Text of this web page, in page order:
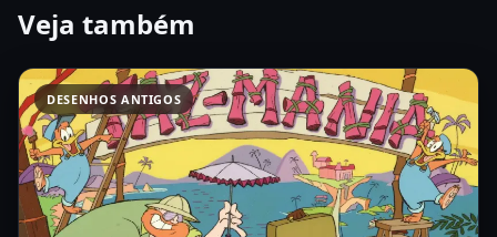
Veja também
DESENHOS ANTIGOS